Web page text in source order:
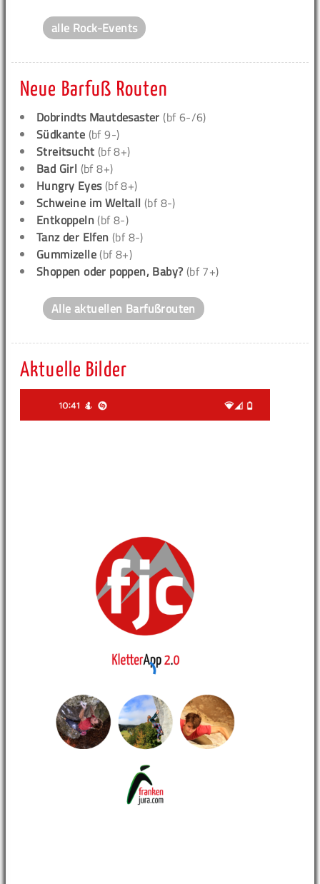
alle Rock-Events
Neue Barfuß Routen
Dobrindts Mautdesaster (bf 6-/6)
Südkante (bf 9-)
Streitsucht (bf 8+)
Bad Girl (bf 8+)
Hungry Eyes(bf 8+)
Schweine im Weltall (bf 8-)
Entkoppeln (bf 8-)
Tanz der Elfen (bf 8-)
Gummizelle (bf 8+)
Shoppen oder poppen, Baby? (bf 7+)
Alle aktuellen Barfußrouten
Aktuelle Bilder